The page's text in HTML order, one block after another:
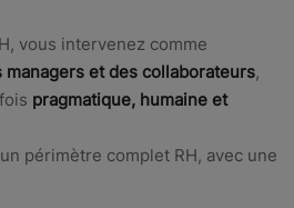
vous intervenez comme
et des collaborateurs,
pragmatique, humaine et
périmètre complet RH, avec une